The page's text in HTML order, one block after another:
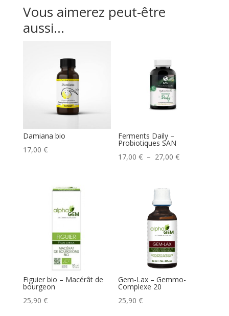
Vous aimerez peut-être
aussi…
Damiana bio
17,00 €
Ferments Daily –
Probiotiques SAN
17,00€ – 27,00€Plage
Figuier bio – Macérât de
bourgeon
25,90 €
Gem-Lax – Gemmo-
Complexe 20
25,90€